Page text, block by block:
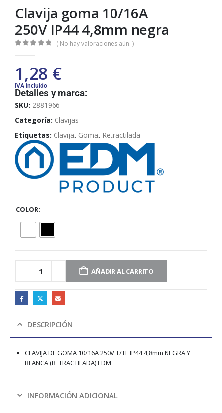
Clavija goma 10/16A
250V IP44 4,8mm negra
( No hay valoraciones aún. )
1,28 €
IVA incluido
Detalles y marca:
SKU: 2881966
Categoría: Clavijas
Etiquetas: Clavija, Goma, Retractilada
COLOR
AÑADIR AL CARRITO
DESCRIPCIÓN
CLAVIJA DE GOMA 10/16A 250V T/TL IP44 4,8mm NEGRA Y
BLANCA (RETRACTILADA) EDM
INFORMACIÓN ADICIONAL